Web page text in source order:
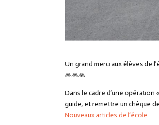
Un grand merci aux élèves de
🙏🙏🙏
Dans le cadre d’une opération
guide, et remettre un chèque
Nouveaux articles de l’école